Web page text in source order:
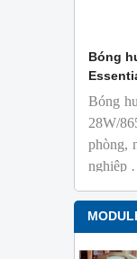
Bóng
Bóng
28W/
phòng,
nghiệp